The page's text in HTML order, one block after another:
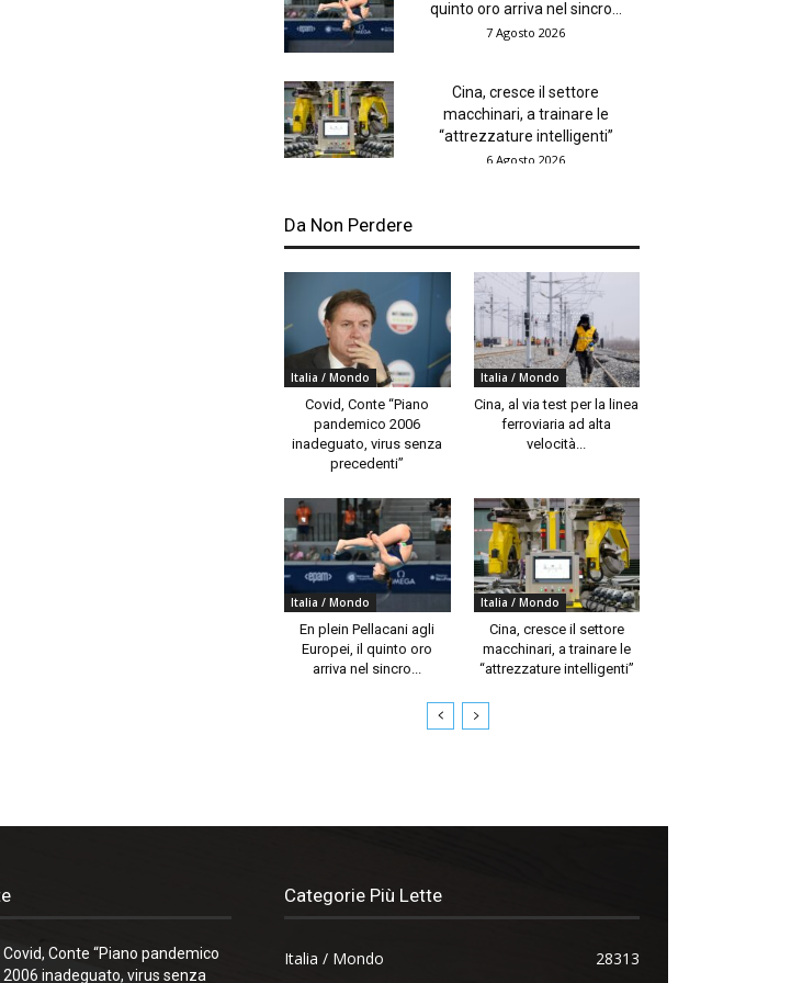
quinto oro arriva nel sincro...
7 Agosto 2026
Cina, cresce il settore
macchinari, a trainare le
“attrezzature intelligenti”
6 Agosto 2026
Da Non Perdere
Italia / Mondo
Covid, Conte “Piano
pandemico 2006
inadeguato, virus senza
precedenti”
Italia / Mondo
Cina, al via test per la linea
ferroviaria ad alta
velocità...
Italia / Mondo
En plein Pellacani agli
Europei, il quinto oro
arriva nel sincro...
Italia / Mondo
Cina, cresce il settore
macchinari, a trainare le
“attrezzature intelligenti”
Covid, Conte “Piano pandemico
2006 inadeguato, virus senza
Categorie Più Lette
Italia / Mondo
28313